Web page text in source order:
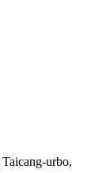
urbo,